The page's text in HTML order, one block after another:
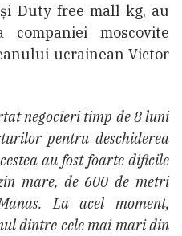
Duty free mall kg, au
moscovite
ucrainean Victor
negocieri timp de 8 luni
pentru deschiderea
au fost foarte dificile
mare, de 600 de metri
La acel moment,
dintre cele mai mari din